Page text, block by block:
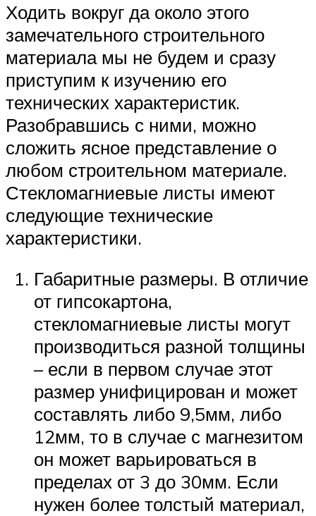
Ходить вокруг да около этого
замечательного строительного
материала мы не будем и сразу
приступим к изучению его
технических характеристик.
Разобравшись с ними, можно
сложить ясное представление о
любом строительном материале.
Стекломагниевые листы имеют
следующие технические
характеристики.
Габаритные размеры. В отличие
от гипсокартона,
стекломагниевые листы могут
производиться разной толщины
– если в первом случае этот
размер унифицирован и может
составлять либо 9,5мм, либо
12мм, то в случае с магнезитом
он может варьироваться в
пределах от 3 до 30мм. Если
нужен более толстый материал,